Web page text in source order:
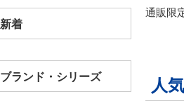
新着
ブランド・シリーズ
通販限
人